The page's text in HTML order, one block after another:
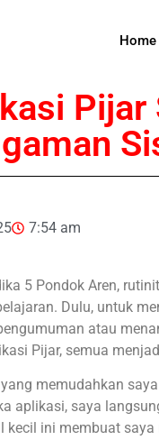
Home
7:54 am
5 Pondok Aren,
Dulu, untuk
atau
Pijar, semua
memudahkan
aplikasi, saya
kecil ini membuat